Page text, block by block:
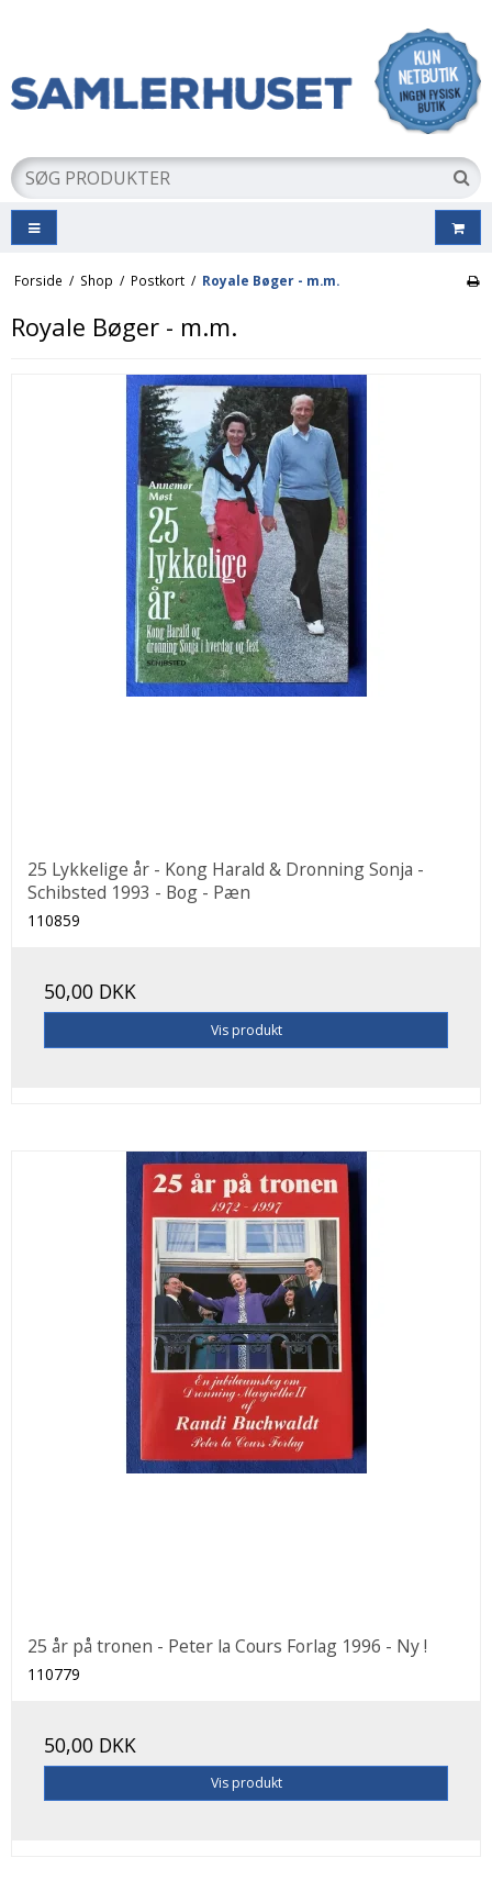
Forside / Shop / Postkort / Royale Bøger - m.m.
Royale Bøger - m.m.
25 Lykkelige år - Kong Harald & Dronning Sonja -
Schibsted 1993 - Bog - Pæn
110859
50,00 DKK
Vis produkt
25 år på tronen - Peter la Cours Forlag 1996 - Ny !
110779
50,00 DKK
Vis produkt